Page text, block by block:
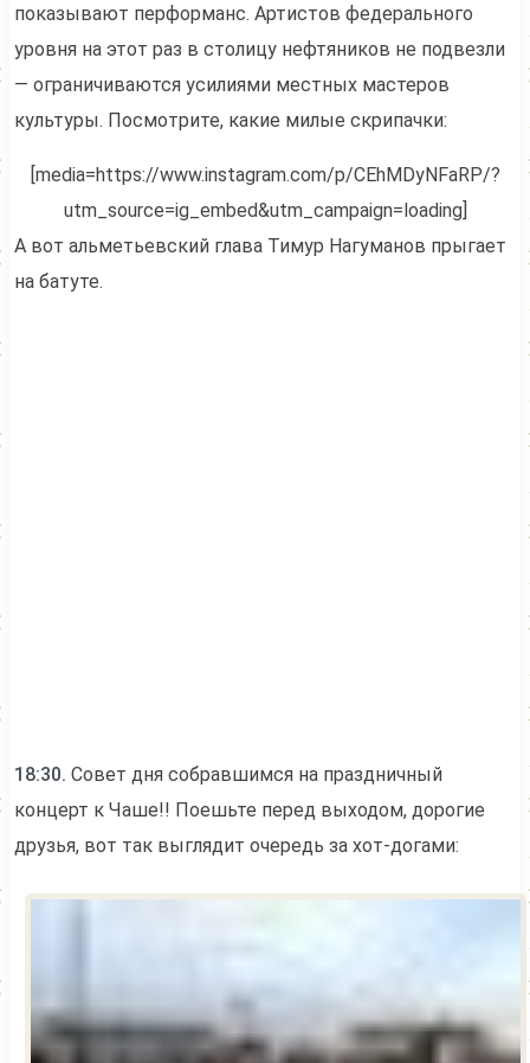
показывают перформанс. Артистов федерального
уровня на этот раз в столицу нефтяников не подвезли
— ограничиваются усилиями местных мастеров
культуры. Посмотрите, какие милые скрипачки:
[media=https://www.instagram.com/p/CEhMDyNFaRP/?
utm_source=ig_embed&utm_campaign=loading]
А вот альметьевский глава Тимур Нагуманов прыгает
на батуте.
18:30. Совет дня собравшимся на праздничный
концерт к Чаше!! Поешьте перед выходом, дорогие
друзья, вот так выглядит очередь за хот-догами: